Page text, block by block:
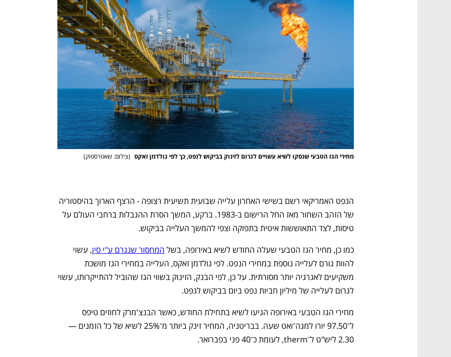
מחירי הגז הטבעי שנסקו לשיא עשויים לגרום לזינוק בביקוש לנפט, כך לפי גולדמן זאקס (צילום: שאטרסטוק)
טיסות, לצד התאוששות איטית בתפוקה וצפי להמשך העלייה בביקוש.
כמו כן, מחיר הגז הטבעי שעלה החודש לשיא באירופה, בשל המחסור שנגרם ע"י סין
לגרום לעלייה של מיליון חביות נפט ביום בביקוש לנפט.
2.30 ליש"ט ל־therm, לעומת כ־40 פני בפברואר.